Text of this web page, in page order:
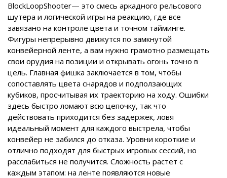
BlockLoopShooter— это смесь аркадного рельсового
шутера и логической игры на реакцию, где все
завязано на контроле цвета и точном тайминге.
Фигуры непрерывно движутся по замкнутой
конвейерной ленте, а вам нужно грамотно размещать
свои орудия на позиции и открывать огонь точно в
цель. Главная фишка заключается в том, чтобы
сопоставлять цвета снарядов и подползающих
кубиков, просчитывая их траекторию на ходу. Ошибки
здесь быстро ломают всю цепочку, так что
действовать приходится без задержек, ловя
идеальный момент для каждого выстрела, чтобы
конвейер не забился до отказа. Уровни короткие и
отлично подходят для быстрых игровых сессий, но
расслабиться не получится. Сложность растет с
каждым этапом: на ленте появляются новые